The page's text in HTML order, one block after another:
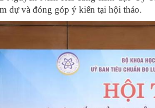
dự và đóng góp ý kiến tại hội thảo.